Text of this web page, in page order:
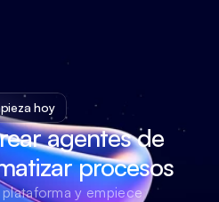
hoy
agentes de
procesos
y empiece